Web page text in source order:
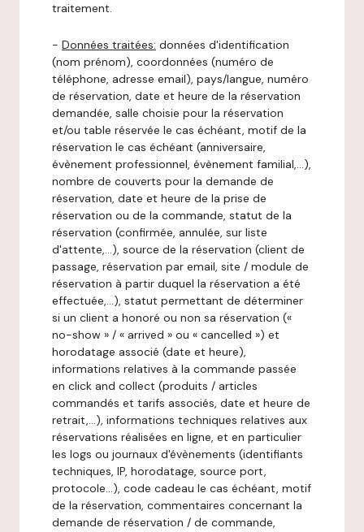
traitement.
- Données traitées: données d'identification
(nom prénom), coordonnées (numéro de
téléphone, adresse email), pays/langue, numéro
de réservation, date et heure de la réservation
demandée, salle choisie pour la réservation
et/ou table réservée le cas échéant, motif de la
réservation le cas échéant (anniversaire,
évènement professionnel, évènement familial,…),
nombre de couverts pour la demande de
réservation, date et heure de la prise de
réservation ou de la commande, statut de la
réservation (confirmée, annulée, sur liste
d'attente,…), source de la réservation (client de
passage, réservation par email, site / module de
réservation à partir duquel la réservation a été
effectuée,…), statut permettant de déterminer
si un client a honoré ou non sa réservation («
no-show » / « arrived » ou « cancelled ») et
horodatage associé (date et heure),
informations relatives à la commande passée
en click and collect (produits / articles
commandés et tarifs associés, date et heure de
retrait,…), informations techniques relatives aux
réservations réalisées en ligne, et en particulier
les logs ou journaux d'évènements (identifiants
techniques, IP, horodatage, source port,
protocole…), code cadeau le cas échéant, motif
de la réservation, commentaires concernant la
demande de réservation / de commande,